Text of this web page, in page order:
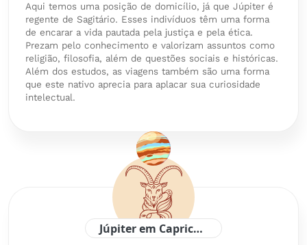
Aqui temos uma posição de domicílio, já que Júpiter é
regente de Sagitário. Esses indivíduos têm uma forma
de encarar a vida pautada pela justiça e pela ética.
Prezam pelo conhecimento e valorizam assuntos como
religião, filosofia, além de questões sociais e históricas.
Além dos estudos, as viagens também são uma forma
que este nativo aprecia para aplacar sua curiosidade
intelectual.
Júpiter em Capricórnio